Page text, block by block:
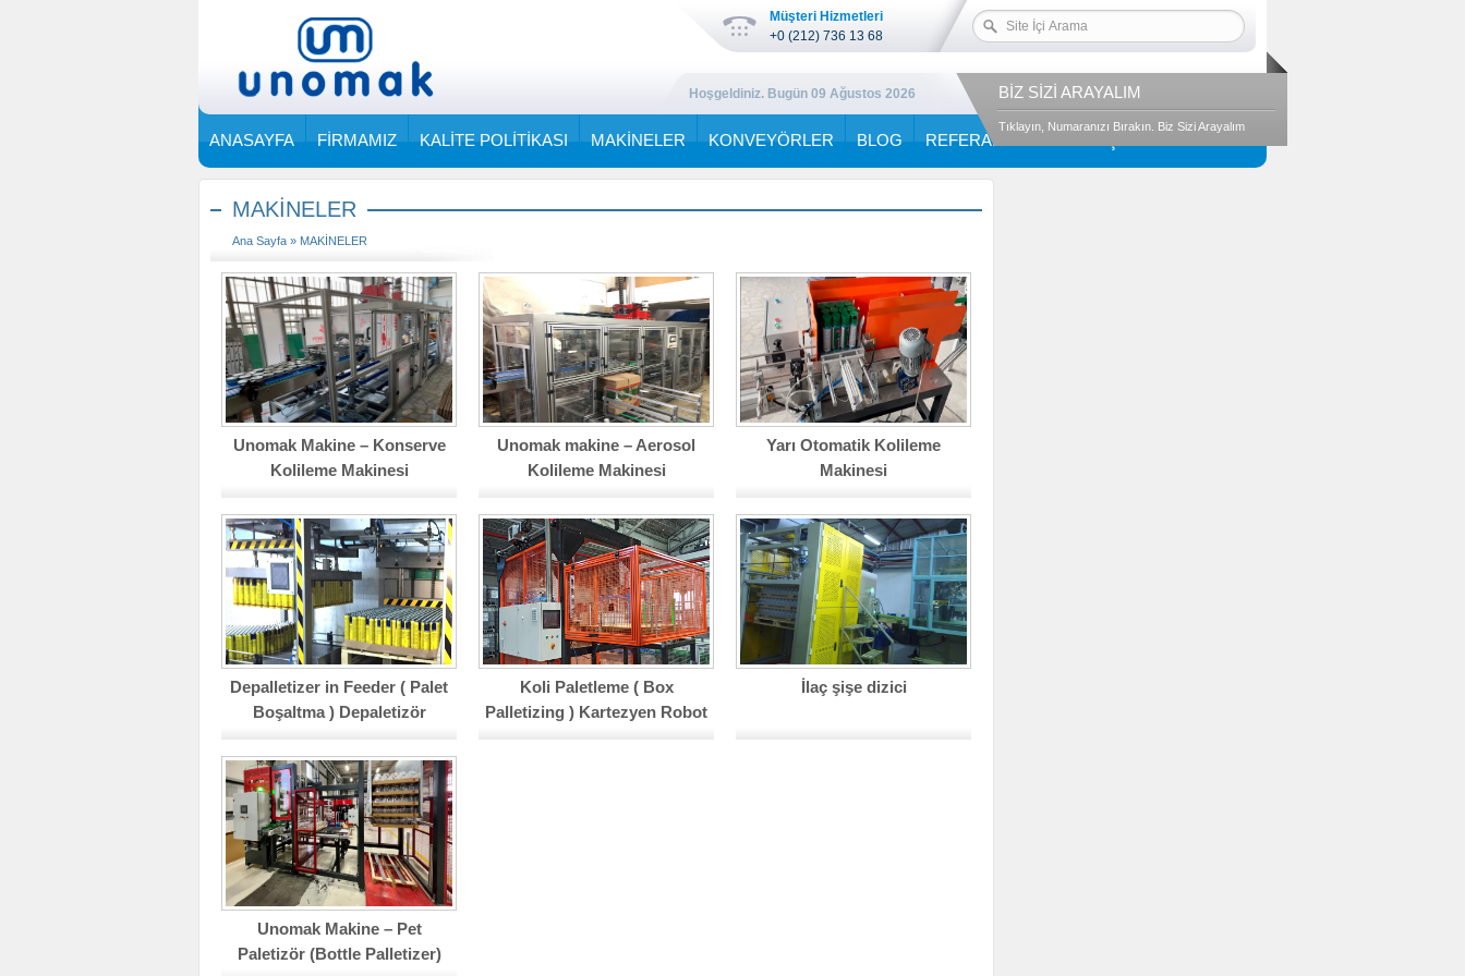
Müşteri Hizmetleri
+0 (212) 736 13 68
Hoşgeldiniz. Bugün 09 Ağustos 2026 BİZ SİZİ ARAYALIM
Tıklayın, Numaranızı Bırakın. Biz Sizi Arayalım
ANASAYFA FİRMAMIZ KALİTE POLİTİKASI MAKİNELER KONVEYÖRLER BLOG REFERANSLAR
MAKİNELER
Ana Sayfa » MAKİNELER
Unomak Makine – Konserve
Kolileme Makinesi
Unomak makine – Aerosol
Kolileme Makinesi
Yarı Otomatik Kolileme
Makinesi
Depalletizer in Feeder ( Palet
Boşaltma ) Depaletizör
Koli Paletleme ( Box
Palletizing ) Kartezyen Robot
İlaç şişe dizici
Unomak Makine – Pet
Paletizör (Bottle Palletizer)